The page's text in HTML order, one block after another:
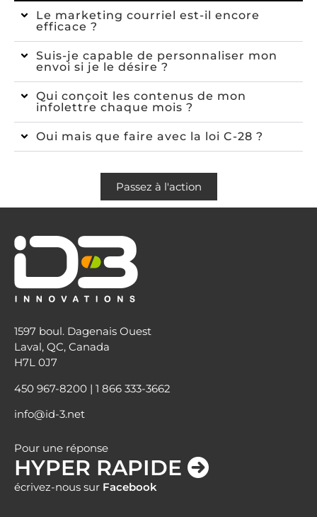
Le marketing courriel est-il encore
efficace ?
Suis-je capable de personnaliser mon
envoi si je le désire ?
Qui conçoit les contenus de mon
infolettre chaque mois ?
Oui mais que faire avec la loi C-28 ?
Passez à l'action
1597 boul. Dagenais Ouest
Laval, QC, Canada
H7L 0J7
450 967-8200 | 1 866 333-3662
info@id-3.net
Pour une réponse
HYPER RAPIDE
écrivez-nous sur Facebook